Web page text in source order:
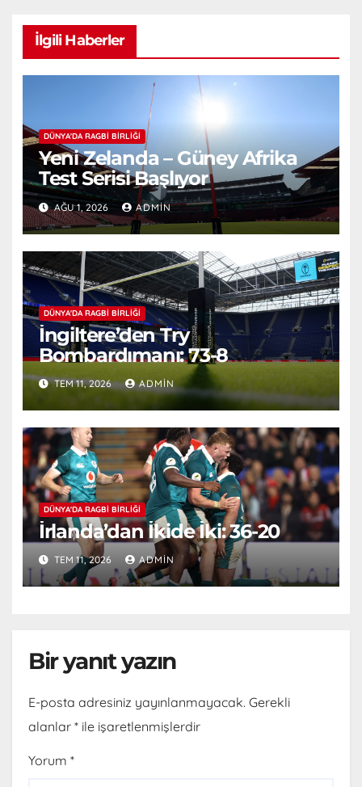
İlgili Haberler
DÜNYA'DA RAGBI BIRLIĞI
Yeni Zelanda – Güney Afrika
Test Serisi Başlıyor
AĞU 1, 2026 ADMIN
DÜNYA'DA RAGBI BIRLIĞI
İngiltere’den Try
Bombardımanı: 73-8
TEM 11, 2026 ADMIN
DÜNYA'DA RAGBI BIRLIĞI
İrlanda’dan İkide İki: 36-20
TEM 11, 2026 ADMIN
Bir yanıt yazın
E-posta adresiniz yayınlanmayacak. Gerekli
alanlar * ile işaretlenmişlerdir
Yorum *